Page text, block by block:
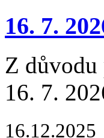
16. 7.
Z důvodu
16. 7.
16.12.2025